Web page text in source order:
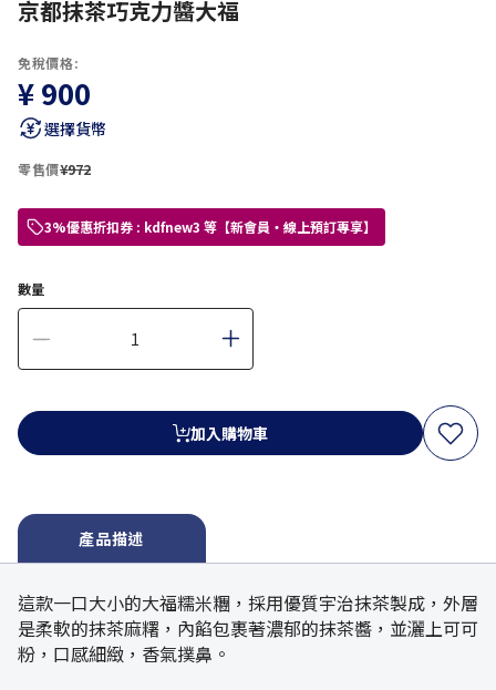
京都抹茶巧克力醬大福
免稅價格:
¥ 900
選擇貨幣
零售價¥972
3%優惠折扣券 : kdfnew3 等【新會員・線上預訂專享】
數量
加入購物車
產品描述
這款一口大小的大福糯米糰，採用優質宇治抹茶製成，外層
是柔軟的抹茶麻糬，內餡包裹著濃郁的抹茶醬，並灑上可可
粉，口感細緻，香氣撲鼻。